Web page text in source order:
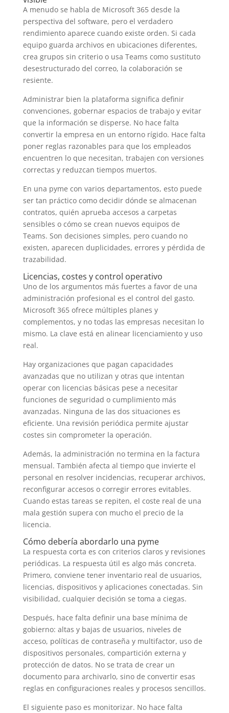
A menudo se habla de Microsoft 365 desde la
perspectiva del software, pero el verdadero
rendimiento aparece cuando existe orden. Si cada
equipo guarda archivos en ubicaciones diferentes,
crea grupos sin criterio o usa Teams como sustituto
desestructurado del correo, la colaboración se
resiente.
Administrar bien la plataforma significa definir
convenciones, gobernar espacios de trabajo y evitar
que la información se disperse. No hace falta
convertir la empresa en un entorno rígido. Hace falta
poner reglas razonables para que los empleados
encuentren lo que necesitan, trabajen con versiones
correctas y reduzcan tiempos muertos.
En una pyme con varios departamentos, esto puede
ser tan práctico como decidir dónde se almacenan
contratos, quién aprueba accesos a carpetas
sensibles o cómo se crean nuevos equipos de
Teams. Son decisiones simples, pero cuando no
existen, aparecen duplicidades, errores y pérdida de
trazabilidad.
Licencias, costes y control operativo
Uno de los argumentos más fuertes a favor de una
administración profesional es el control del gasto.
Microsoft 365 ofrece múltiples planes y
complementos, y no todas las empresas necesitan lo
mismo. La clave está en alinear licenciamiento y uso
real.
Hay organizaciones que pagan capacidades
avanzadas que no utilizan y otras que intentan
operar con licencias básicas pese a necesitar
funciones de seguridad o cumplimiento más
avanzadas. Ninguna de las dos situaciones es
eficiente. Una revisión periódica permite ajustar
costes sin comprometer la operación.
Además, la administración no termina en la factura
mensual. También afecta al tiempo que invierte el
personal en resolver incidencias, recuperar archivos,
reconfigurar accesos o corregir errores evitables.
Cuando estas tareas se repiten, el coste real de una
mala gestión supera con mucho el precio de la
licencia.
Cómo debería abordarlo una pyme
La respuesta corta es con criterios claros y revisiones
periódicas. La respuesta útil es algo más concreta.
Primero, conviene tener inventario real de usuarios,
licencias, dispositivos y aplicaciones conectadas. Sin
visibilidad, cualquier decisión se toma a ciegas.
Después, hace falta definir una base mínima de
gobierno: altas y bajas de usuarios, niveles de
acceso, políticas de contraseña y multifactor, uso de
dispositivos personales, compartición externa y
protección de datos. No se trata de crear un
documento para archivarlo, sino de convertir esas
reglas en configuraciones reales y procesos sencillos.
El siguiente paso es monitorizar. No hace falta